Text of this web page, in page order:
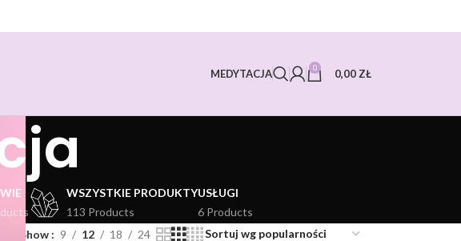
MEDYTACJA 0 0,00 ZŁ
WSZYSTKIE PRODUKTY
113 Products
USŁUGI
6 Products
Show 9 12 18 24